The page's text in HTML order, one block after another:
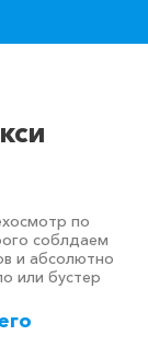
по
соблдаем
и абсолютно
или бустер